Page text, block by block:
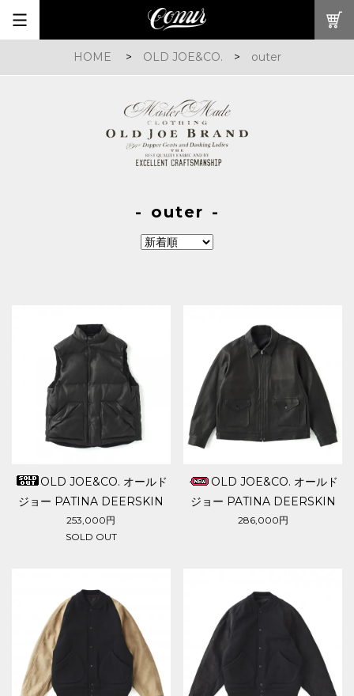
HOME > OLD JOE&CO. > outer
outer
OLD JOE&CO. オールド
ジョー PATINA DEERSKIN
BLACKS VEST
253,000円
SOLD OUT
OLD JOE&CO. オールド
ジョー PATINA DEERSKIN
ALBERT JACKET
286,000円